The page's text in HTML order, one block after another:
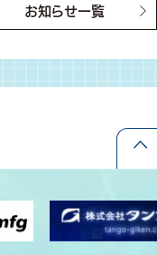
お知らせ一覧